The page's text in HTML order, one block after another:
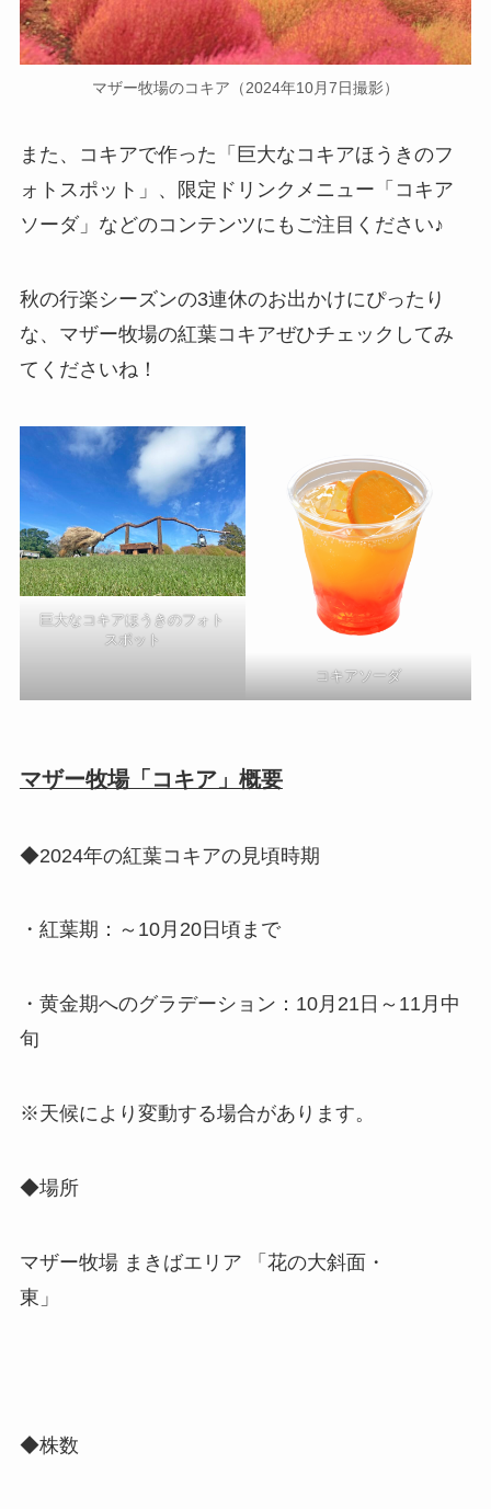
マザー牧場のコキア（2024年10月7日撮影）
また、コキアで作った「巨大なコキアほうきのフ
ォトスポット」、限定ドリンクメニュー「コキア
ソーダ」などのコンテンツにもご注目ください♪
秋の行楽シーズンの3連休のお出かけにぴったり
な、マザー牧場の紅葉コキアぜひチェックしてみ
てくださいね！
巨大なコキアほうきのフォト
スポット
コキアソーダ
マザー牧場「コキア」概要
◆2024年の紅葉コキアの見頃時期
・紅葉期：～10月20日頃まで
・黄金期へのグラデーション：10月21日～11月中
旬
※天候により変動する場合があります。
◆場所
マザー牧場 まきばエリア 「花の大斜面・
東」
◆株数